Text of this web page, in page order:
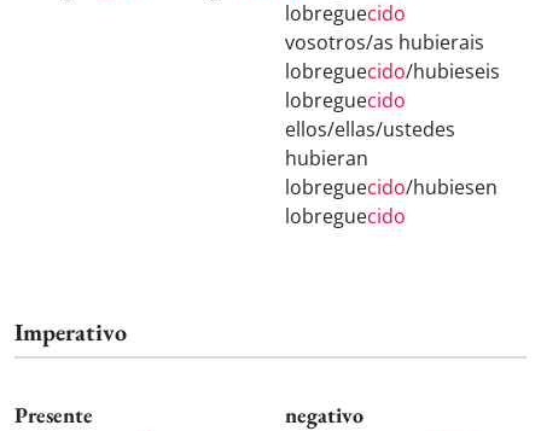
lobreguecido
vosotros/as hubierais
lobreguecido/hubieseis
lobreguecido
ellos/ellas/ustedes
hubieran
lobreguecido/hubiesen
lobreguecido
Imperativo
Presente negativo